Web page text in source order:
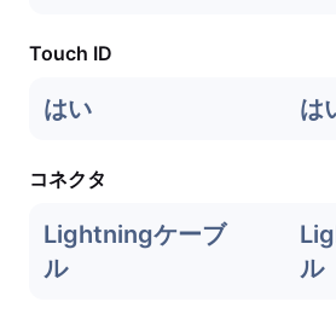
Touch ID
はい は
コネクタ
Lightningケーブ
ル
ル